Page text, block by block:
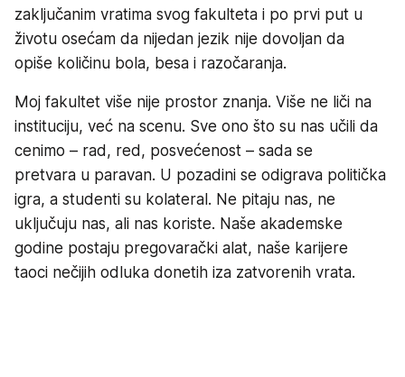
zaključanim vratima svog fakulteta i po prvi put u
životu osećam da nijedan jezik nije dovoljan da
opiše količinu bola, besa i razočaranja.
Moj fakultet više nije prostor znanja. Više ne liči na
instituciju, već na scenu. Sve ono što su nas učili da
cenimo – rad, red, posvećenost – sada se
pretvara u paravan. U pozadini se odigrava politička
igra, a studenti su kolateral. Ne pitaju nas, ne
uključuju nas, ali nas koriste. Naše akademske
godine postaju pregovarački alat, naše karijere
taoci nečijih odluka donetih iza zatvorenih vrata.